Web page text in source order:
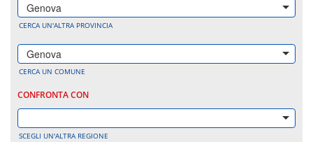
Genova
CERCA UN'ALTRA PROVINCIA
Genova
CERCA UN COMUNE
CONFRONTA CON
SCEGLI UN'ALTRA REGIONE